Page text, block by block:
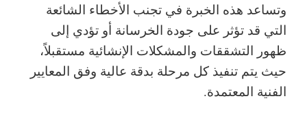
وتساعد هذه الخبرة في تجنب الأخطاء الشائعة
التي قد تؤثر على جودة الخرسانة أو تؤدي إلى
ظهور التشققات والمشكلات الإنشائية مستقبلاً،
حيث يتم تنفيذ كل مرحلة بدقة عالية وفق المعايير
الفنية المعتمدة.